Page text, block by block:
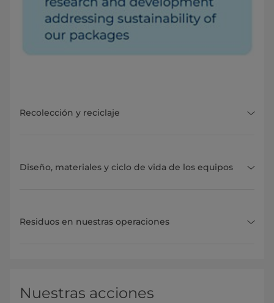
Recolección y reciclaje
Diseño, materiales y ciclo de vida de los equipos
Residuos en nuestras operaciones
Nuestras acciones